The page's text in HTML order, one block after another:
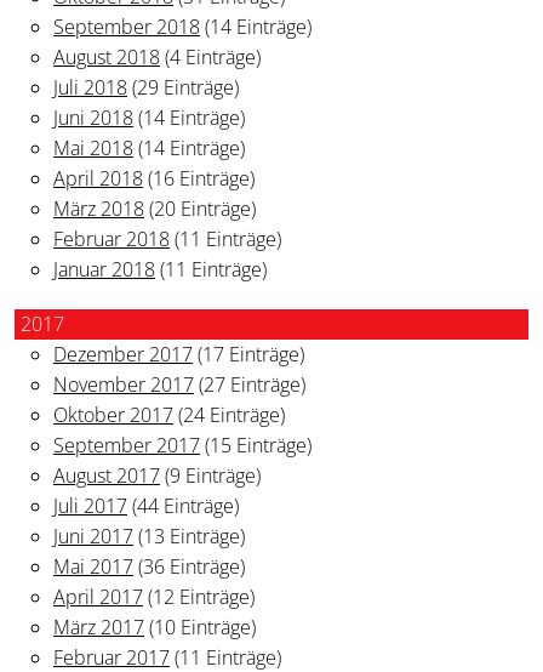
September 2018(14 Einträge)
August 2018(4 Einträge)
Juli 2018(29 Einträge)
Juni 2018(14 Einträge)
Mai 2018(14 Einträge)
April 2018(16 Einträge)
März 2018(20 Einträge)
Februar 2018(11 Einträge)
Januar 2018(11 Einträge)
2017
Dezember 2017(17 Einträge)
November 2017(27 Einträge)
Oktober 2017(24 Einträge)
September 2017(15 Einträge)
August 2017(9 Einträge)
Juli 2017(44 Einträge)
Juni 2017(13 Einträge)
Mai 2017(36 Einträge)
April 2017(12 Einträge)
März 2017(10 Einträge)
Februar 2017(11 Einträge)